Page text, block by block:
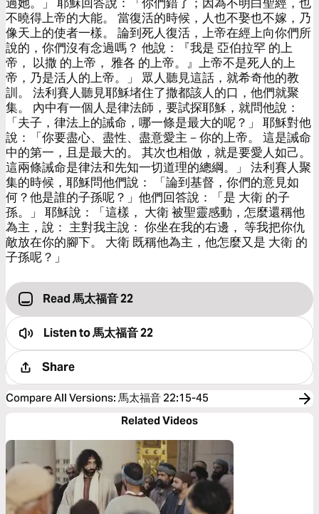
不曉得上帝的大能。 當復活的時候，人也不娶也不嫁，乃
像天上的使者一樣。 論到死人復活，上帝在經上向你們所
說的，你們沒有念過嗎？ 他說：『我是 亞伯拉罕 的上
帝， 以撒 的上帝， 雅各 的上帝。』上帝不是死人的上
帝，乃是活人的上帝。」 眾人聽見這話，就希奇他的教
訓。 法利賽人聽見耶穌堵住了撒都該人的口，他們就聚
集。 內中有一個人是律法師，要試探耶穌，就問他說：
「夫子，律法上的誡命，哪一條是最大的呢？」 耶穌對他
說：「你要盡心、盡性、盡意愛主－你的上帝。 這是誡命
中的第一，且是最大的。 其次也相倣，就是要愛人如己。
這兩條誡命是律法和先知一切道理的總綱。」 法利賽人聚
集的時候，耶穌問他們說： 「論到基督，你們的意見如
何？他是誰的子孫呢？」他們回答說：「是 大衛 的子
孫。」 耶穌說：「這樣， 大衛 被聖靈感動，怎麼還稱他
為主，說： 主對我主說： 你坐在我的右邊， 等我把你仇
敵放在你的腳下。 大衛 既稱他為主，他怎麼又是 大衛 的
子孫呢？」
Read 馬太福音 22
Listen to馬太福音 22
Share
Compare All Versions: 馬太福音 22:15-45
Related Videos